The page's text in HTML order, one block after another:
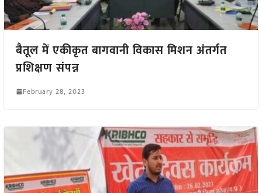
बैतूल में एकीकृत बागवानी विकास मिशन अंतर्गत
प्रशिक्षण संपन्न
February 28, 2023